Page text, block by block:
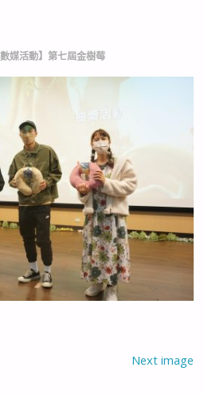
數媒活動】第七屆金樹莓
Next image